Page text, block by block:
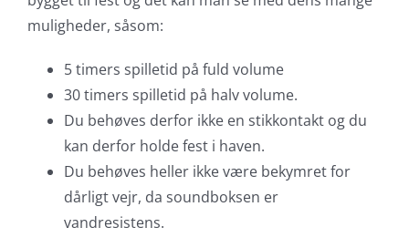
muligheder, såsom:
5 timers spilletid på fuld volume
30 timers spilletid på halv volume.
Du behøves derfor ikke en stikkontakt og du
kan derfor holde fest i haven.
Du behøves heller ikke være bekymret for
dårligt vejr, da soundboksen er
vandresistens.